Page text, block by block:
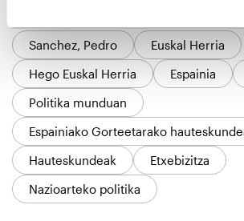
Sanchez, Pedro
Euskal Herria
Hego Euskal Herria
Espainia
Politika munduan
Espainiako Gorteetarako
Hauteskundeak
Etxebizitza
Nazioarteko politika